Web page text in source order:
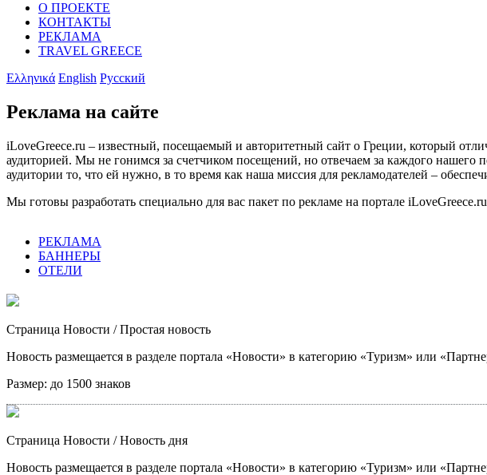
О ПРОЕКТЕ
КОНТАКТЫ
РЕКЛАМА
TRAVEL GREECE
Ελληνικά English Русский
Реклама на сайте
iLoveGreece.ru – известный, посещаемый и авторитетный сайт о Греции, который
аудиторией. Мы не гонимся за счетчиком посещений, но отвечаем за каждого
аудитории то, что ей нужно, в то время как наша миссия для рекламодателей –
Мы готовы разработать специально для вас пакет по рекламе на портале iLoveGreece.ru
РЕКЛАМА
БАННЕРЫ
ОТЕЛИ
Страница Новости / Простая новость
Новость размещается в разделе портала «Новости» в категорию «Туризм» или
Размер: до 1500 знаков
Страница Новости / Новость дня
Новость размещается в разделе портала «Новости» в категорию «Туризм» или